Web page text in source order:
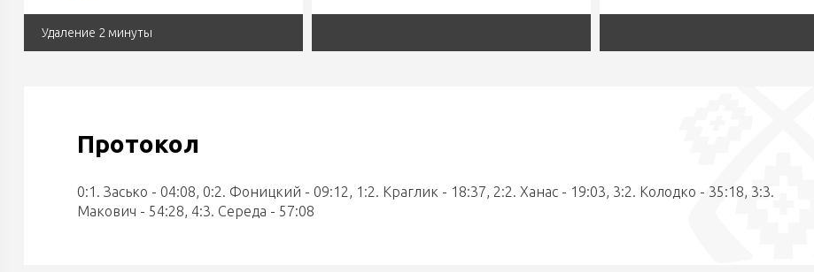
Удаление 2 минуты
Протокол
0:1. Засько - 04:08, 0:2. Фоницкий - 09:12, 1:2. Краглик - 18:37, 2:2. Ханас - 19:03, 3:2. Колодко - 35:18, 3:3.
Макович - 54:28, 4:3. Середа - 57:08